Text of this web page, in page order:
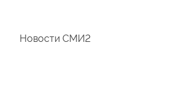
Новости СМИ2